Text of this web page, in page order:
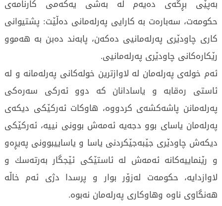
بەپێی بڕگەی دەیەم لە بەشی یەكەمی كارنامەی
حكومەت، سەبارەت بە كارایی پەرلەمانی دەڵێت: پشتیوانی
كاری چاودێری پەرلەمانیی دەكەن، پابەند دەبن بە هەموو
رێكارەكانی چاودێری پەرلەمانیی.
ئەم خولەی پەرلەمان لە لاوازترین خولەكانی پەرلەمانە و لە
ئاستی رەقابە و یاسادانان كە دوو ئەركی سەرەكی
پەرلەمانن پاشەكشەی كردووە، هاوكات ئەركێكی دیكەی
پەرلەمان یاسای بوو دجەیە ئەمەش بوونی نییە، ئەركێكی
دیكەش چاودێری جێبەجێكردنی یاسا و یاساییبوونی پەیڕەو
و رێنماییەكانە ئەمەش لە ئاستێكی ئێجگار بەرتەسك و
لاوازدایە، حكومەت لەزۆر بوار و پرسدا دژی ئەم خاڵە
هەنگاوی ناوە وهاوكاری پەرلەمان نەبوە.